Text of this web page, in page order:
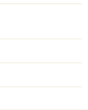
４４１ｍ／弘前市立
／弘前市立南中学校
戸